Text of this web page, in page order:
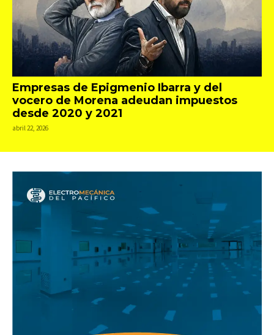
Empresas de Epigmenio Ibarra y del
vocero de Morena adeudan impuestos
desde 2020 y 2021
abril 22, 2026